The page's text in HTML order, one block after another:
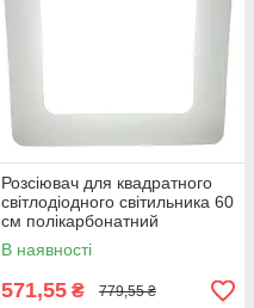
Розсіювач для квадратного
світлодіодного світильника 60
см полікарбонатний
В наявності
571,55 ₴ 779,55 ₴